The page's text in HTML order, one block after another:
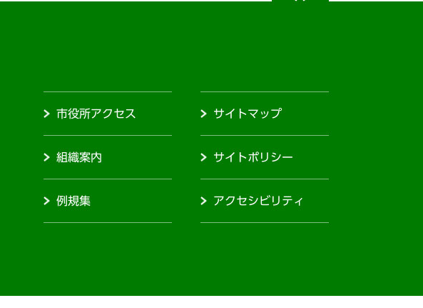
市役所アクセス
組織案内
例規集
サイトマップ
サイトポリシー
アクセシビリティ